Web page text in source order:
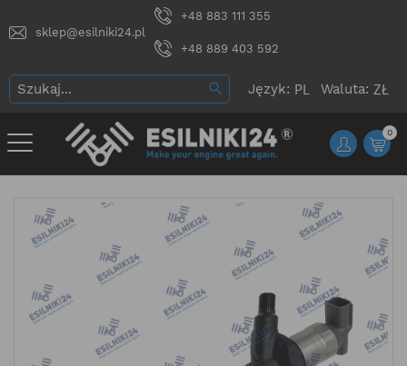
sklep@esilniki24.pl
+48 883 111 355
+48 889 403 592
Język: Waluta:
0